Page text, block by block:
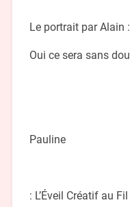
Le portrait par Alain :
Oui ce sera sans
Pauline
: L’Éveil Créatif au